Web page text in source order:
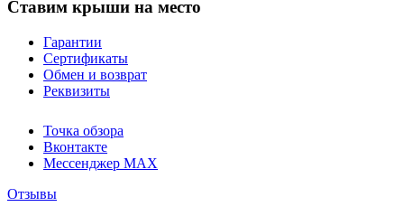
Ставим крыши на место
Гарантии
Сертификаты
Обмен и возврат
Реквизиты
Точка обзора
Вконтакте
Мессенджер MAX
Отзывы